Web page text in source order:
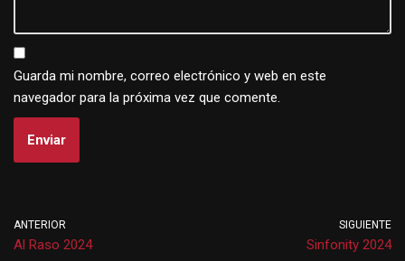
Guarda mi nombre, correo electrónico y web en este
navegador para la próxima vez que comente.
ANTERIOR
Al Raso 2024
SIGUIENTE
Sinfonity 2024